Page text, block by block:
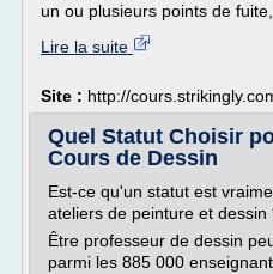
un ou plusieurs points de
Lire la suite
Site : http://
Quel Statut Choisir
Cours de Dessin
Est-ce qu'un statut est
ateliers de peinture et dessin
Être professeur de dessin
parmi les 885 000